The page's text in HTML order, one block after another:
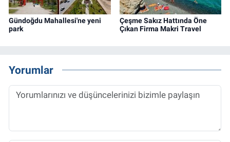
Gündoğdu Mahallesi'ne yeni
park
Çeşme Sakız Hattında Öne
Çıkan Firma Makri Travel
Yorumlar